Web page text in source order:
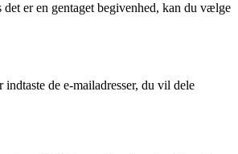
er en gentaget begivenhed, kan du vælge
de e-mailadresser, du vil dele